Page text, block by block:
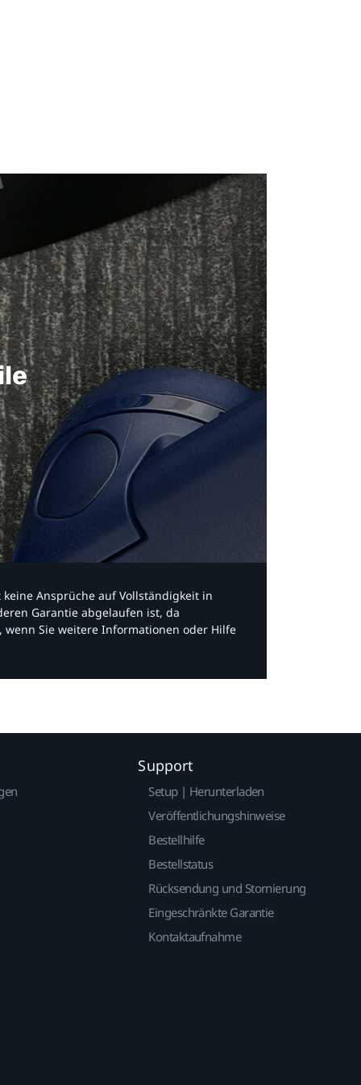
Ansprüche auf Vollständigkeit in
Garantie abgelaufen ist, da
, wenn Sie weitere Informationen oder Hilfe
Support
Setup | Herunterladen
Veröffentlichungshinweise
Bestellhilfe
Bestellstatus
Rücksendung und Stornierung
Eingeschränkte Garantie
Kontaktaufnahme